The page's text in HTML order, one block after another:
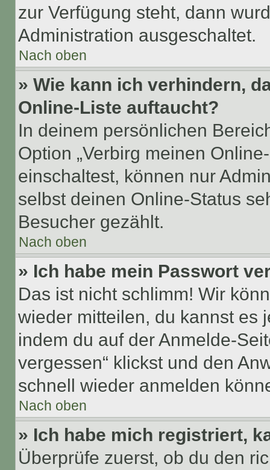
zur Verfügung steht, dann
Administration ausgeschaltet.
Nach oben
» Wie kann ich verhindern,
Online-Liste auftaucht?
In deinem persönlichen
Option „Verbirg meinen
einschaltest, können nur
selbst deinen Online-Status
Besucher gezählt.
Nach oben
» Ich habe mein Passwort
Das ist nicht schlimm! Wir
wieder mitteilen, du kannst es
indem du auf der Anmelde-
vergessen“ klickst und den
schnell wieder anmelden
Nach oben
» Ich habe mich registriert,
Überprüfe zuerst, ob du den